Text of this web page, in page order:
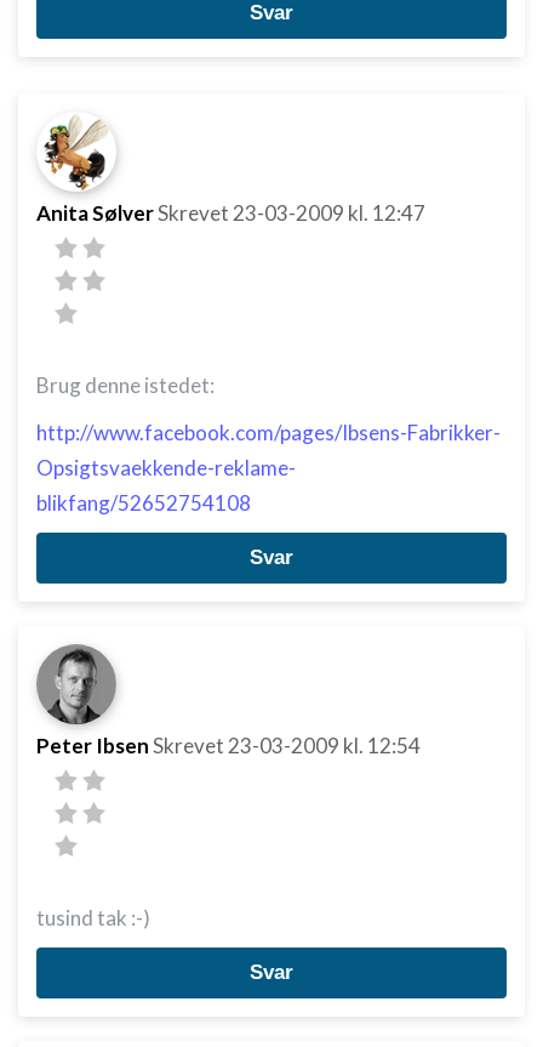
Svar
Anita SølverSkrevet 23-03-2009 kl. 12:47
Brug denne istedet:
http://www.facebook.com/pages/Ibsens-Fabrikker-
Opsigtsvaekkende-reklame-
blikfang/52652754108
Svar
Peter IbsenSkrevet 23-03-2009 kl. 12:54
tusind tak :-)
Svar